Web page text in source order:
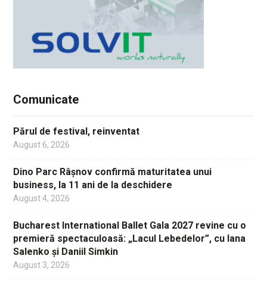
Comunicate
Părul de festival, reinventat
August 6, 2026
Dino Parc Râșnov confirmă maturitatea unui
business, la 11 ani de la deschidere
August 4, 2026
Bucharest International Ballet Gala 2027 revine cu o
premieră spectaculoasă: „Lacul Lebedelor”, cu Iana
Salenko și Daniil Simkin
August 3, 2026